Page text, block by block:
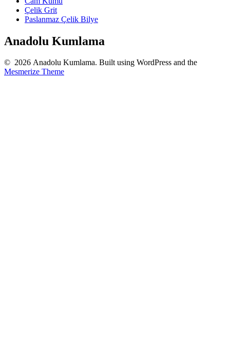
Çelik Grit
Paslanmaz Çelik Bilye
Anadolu Kumlama
© 2026 Anadolu Kumlama. Built using WordPress and the
Mesmerize Theme